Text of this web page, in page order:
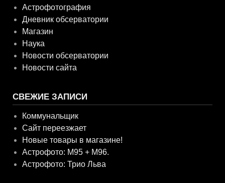
Астрофотография
Дневник обсерватории
Магазин
Наука
Новости обсерватории
Новости сайта
СВЕЖИЕ ЗАПИСИ
Коммунальщик
Сайт переезжает
Новые товары в магазине!
Астрофото: M95 + M96.
Астрофото: Трио Льва